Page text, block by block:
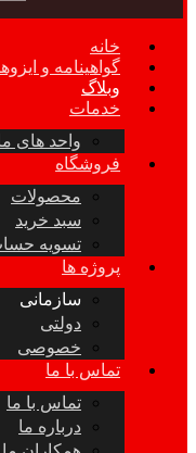
خانه
گواهینامه و
وبلاگ
خدمات
واحد های
فروشگاه
محصولات
سبد خرید
تسویه
پروژه ها
سازمانی
دولتی
خصوصی
تماس با ما
تماس با ما
درباره ما